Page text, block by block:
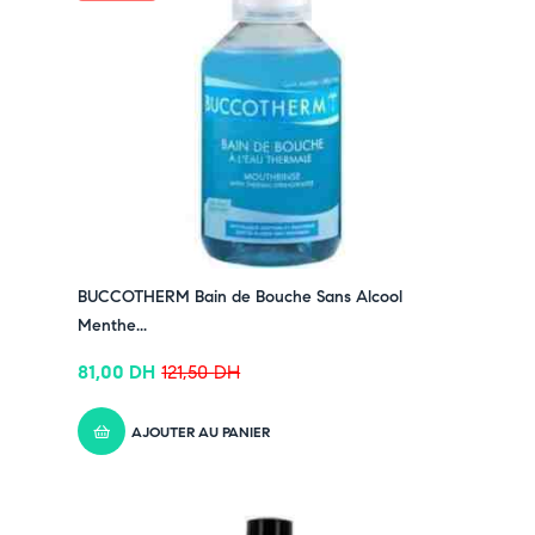
BUCCOTHERM Bain de Bouche Sans Alcool
Menthe...
121,50DH
81,00 DH
AJOUTER AU PANIER